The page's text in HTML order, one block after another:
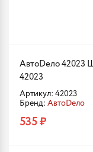
АвтоDело 42023
42023
Артикул: 42023
Бренд: АвтоDело
535 ₽